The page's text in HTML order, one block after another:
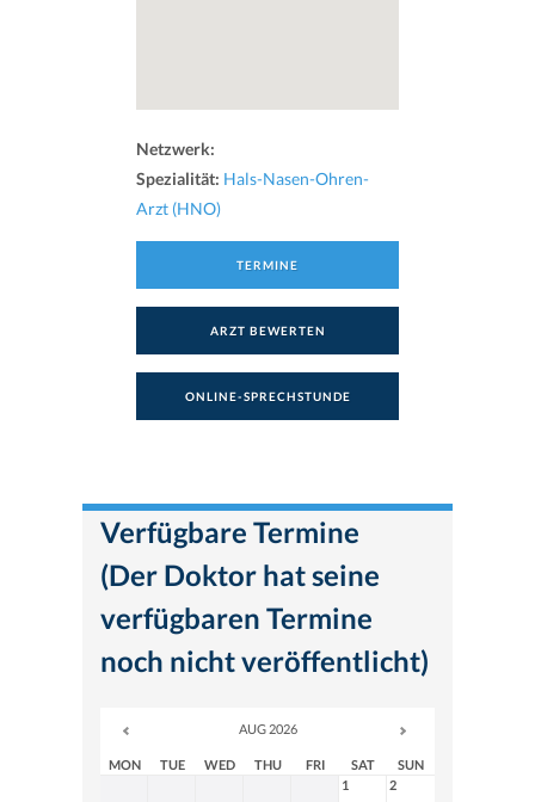
Netzwerk:
Spezialität: Hals-Nasen-Ohren-
Arzt (HNO)
TERMINE
ARZT BEWERTEN
ONLINE-SPRECHSTUNDE
Verfügbare Termine
(Der Doktor hat seine
verfügbaren Termine
noch nicht veröffentlicht)
AUG 2026
MON TUE WED THU FRI SAT
SUN
1
2